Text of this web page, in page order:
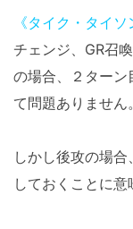
《タイク・タイソ
チェンジ、GR召
の場合、２ターン
て問題ありません。
しかし後攻の場
しておくことに意